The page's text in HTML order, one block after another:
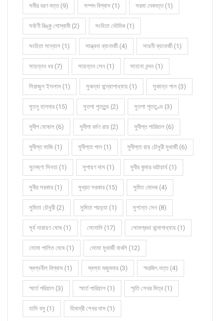
সমীর বরণ দত্ত (9) সম্পদ বিশ্বাস (1) সরমা দেবদত্ত (1)
সর্বাণী রিঙ্কু গোস্বামী (2) সংহিতা ভৌমিক (1)
সংহিতা সান্যাল (1) সান্ত্বনা ব্যানার্জী (4) সায়নী ব্যানার্জী (1)
সায়ন্তন ধর (7) সায়ন্তন সেন (1) সাহানা নন্দন (1)
সিরাজুল ইসলাম (1) সুকন্যা বন্দ্যোপাধ্যায় (1) সুকান্ত পাল (3)
সুতনু হালদার (15) সুতপা পুততুন্ড (2) সুতপা পূততুণ্ড (3)
সুদীপ ঘোষাল (6) সুদীপা বর্মণ রায় (2) সুদীপ্ত পারিয়াল (6)
সুদীপ্ত মাজি (1) সুদীপ্তা পাল (1) সুদীপ্তা রায় চৌধুরী মুখার্জী (6)
সুদেষ্ণা সিনহা (1) সুপায়ণ দাস (1) সুবীর কুমার ভট্টাচার্য (1)
সুবীর সরকার (1) সুব্রত সরকার (15) সুমিত মোদক (4)
সুমিতা চৌধুরী (2) সুমিতা পয়ড়্যা (1) সুশান্ত সেন (8)
সূর্য নারায়ণ ঘোষ (1) সোনালি (17) সোমপ্রভা বন্দোপাধ্যায় (1)
সোমা পালিত ঘোষ (1) সোমা মুখার্জী বাবলি (12)
স্বপ্ননীল বিশ্বাস (1) স্বপ্না মজুমদার (3) স্মরজিৎ দত্ত (4)
স্মার্ত পরিয়াল (3) স্মার্ত পারিয়াল (1) স্মৃতি শেখর মিত্র (1)
হাসি বসু (1) হিমাদ্রী শেখর দাস (1)